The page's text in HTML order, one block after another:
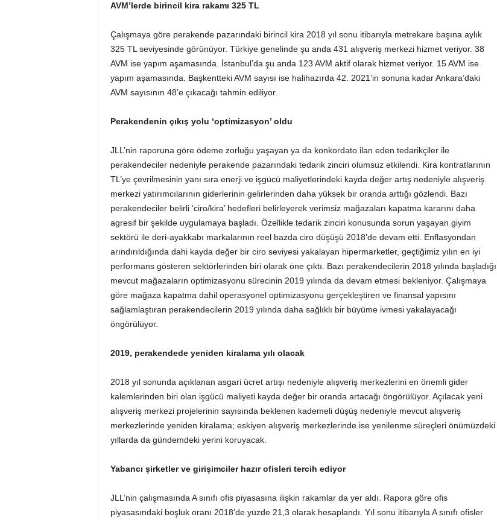
AVM’lerde birincil kira rakamı 325 TL
Çalışmaya göre perakende pazarındaki birincil kira 2018 yıl sonu itibarıyla metrekare başına aylık
325 TL seviyesinde görünüyor. Türkiye genelinde şu anda 431 alışveriş merkezi hizmet veriyor. 38
AVM ise yapım aşamasında. İstanbul’da şu anda 123 AVM aktif olarak hizmet veriyor. 15 AVM ise
yapım aşamasında. Başkentteki AVM sayısı ise halihazırda 42. 2021’in sonuna kadar Ankara’daki
AVM sayısının 48’e çıkacağı tahmin ediliyor.
Perakendenin çıkış yolu ‘optimizasyon’ oldu
JLL’nin raporuna göre ödeme zorluğu yaşayan ya da konkordato ilan eden tedarikçiler ile
perakendeciler nedeniyle perakende pazarındaki tedarik zinciri olumsuz etkilendi. Kira kontratlarının
TL’ye çevrilmesinin yanı sıra enerji ve işgücü maliyetlerindeki kayda değer artış nedeniyle alışveriş
merkezi yatırımcılarının giderlerinin gelirlerinden daha yüksek bir oranda arttığı gözlendi. Bazı
perakendeciler belirli ‘ciro/kira’ hedefleri belirleyerek verimsiz mağazaları kapatma kararını daha
agresif bir şekilde uygulamaya başladı. Özellikle tedarik zinciri konusunda sorun yaşayan giyim
sektörü ile deri-ayakkabı markalarının reel bazda ciro düşüşü 2018’de devam etti. Enflasyondan
arındırıldığında dahi kayda değer bir ciro seviyesi yakalayan hipermarketler, geçtiğimiz yılın en iyi
performans gösteren sektörlerinden biri olarak öne çıktı. Bazı perakendecilerin 2018 yılında başladığı
mevcut mağazaların optimizasyonu sürecinin 2019 yılında da devam etmesi bekleniyor. Çalışmaya
göre mağaza kapatma dahil operasyonel optimizasyonu gerçekleştiren ve finansal yapısını
sağlamlaştıran perakendecilerin 2019 yılında daha sağlıklı bir büyüme ivmesi yakalayacağı
öngörülüyor.
2019, perakendede yeniden kiralama yılı olacak
2018 yıl sonunda açıklanan asgari ücret artışı nedeniyle alışveriş merkezlerini en önemli gider
kalemlerinden biri olan işgücü maliyeti kayda değer bir oranda artacağı öngörülüyor. Açılacak yeni
alışveriş merkezi projelerinin sayısında beklenen kademeli düşüş nedeniyle mevcut alışveriş
merkezlerinde yeniden kiralama; eskiyen alışveriş merkezlerinde ise yenilenme süreçleri önümüzdeki
yıllarda da gündemdeki yerini koruyacak.
Yabancı şirketler ve girişimciler hazır ofisleri tercih ediyor
JLL’nin çalışmasında A sınıfı ofis piyasasına ilişkin rakamlar da yer aldı. Rapora göre ofis
piyasasındaki boşluk oranı 2018’de yüzde 21,3 olarak hesaplandı. Yıl sonu itibarıyla A sınıfı ofisler